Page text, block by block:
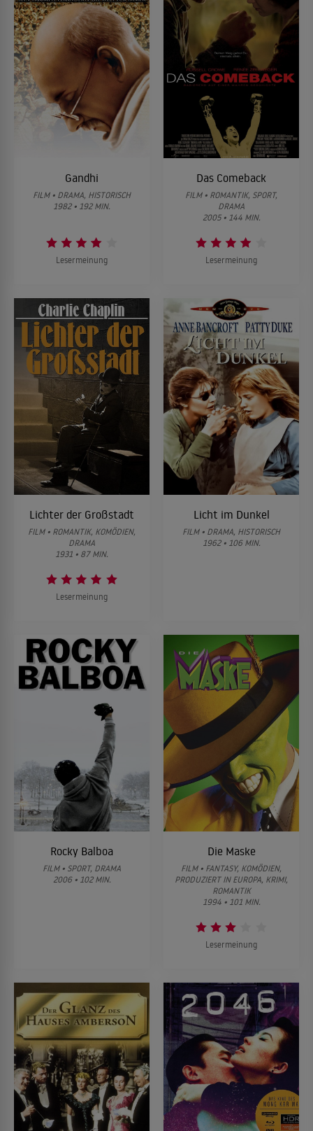
Gandhi
FILM • DRAMA, HISTORISCH
1982 • 192 MIN.
Lesermeinung
Das Comeback
FILM • ROMANTIK, SPORT,
DRAMA
2005 • 144 MIN.
Lesermeinung
Lichter der Großstadt
FILM • ROMANTIK, KOMÖDIEN,
DRAMA
1931 • 87 MIN.
Lesermeinung
Licht im Dunkel
FILM • DRAMA, HISTORISCH
1962 • 106 MIN.
Rocky Balboa
FILM • SPORT, DRAMA
2006 • 102 MIN.
Die Maske
FILM • FANTASY, KOMÖDIEN,
PRODUZIERT IN EUROPA, KRIMI,
ROMANTIK
1994 • 101 MIN.
Lesermeinung